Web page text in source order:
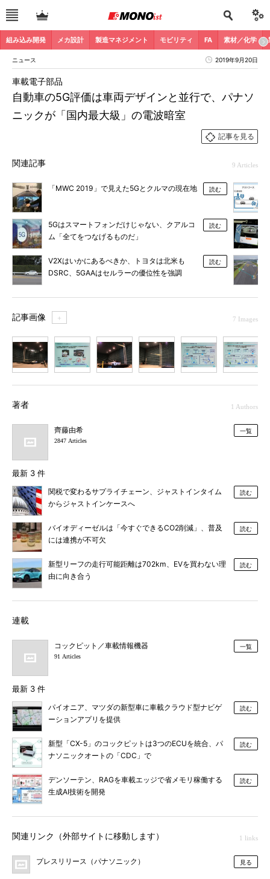
組み込み開発 メカ設計 製造マネジメント モビリティ FA 素材／化学
ニュース 2019年9月20日
自動車の5G評価は車両デザインと並行で、パナソ
ニックが「国内最大級」の電波暗室
車載電子部品
記事を見る
関連記事 9 Articles
「MWC 2019」で見えた5Gとクルマの現在地 読む
5Gはスマートフォンだけじゃない、クアルコ
ム「全てをつなげるものだ」
読む
V2Xはいかにあるべきか、トヨタは北米も
DSRC、5GAAはセルラーの優位性を強調
読む
記事画像 ＋ 7 Images
著者 1 Authors
齊藤由希
2847 Articles
一覧
最新 3 件
関税で変わるサプライチェーン、ジャストインタイム
からジャストインケースへ
読む
バイオディーゼルは「今すぐできるCO2削減」、普及
には連携が不可欠
読む
新型リーフの走行可能距離は702km、EVを買わない理
由に向き合う
読む
連載
コックピット／車載情報機器
91 Articles
一覧
最新 3 件
パイオニア、マツダの新型車に車載クラウド型ナビゲ
ーションアプリを提供
読む
新型「CX-5」のコックピットは3つのECUを統合、パ
ナソニックオートの「CDC」で
読む
デンソーテン、RAGを車載エッジで省メモリ稼働する
生成AI技術を開発
読む
関連リンク（外部サイトに移動します） 1 links
プレスリリース（パナソニック） 見る